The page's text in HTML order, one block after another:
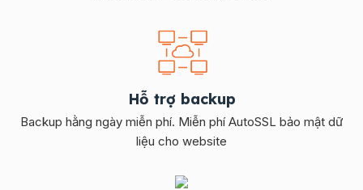
Hỗ trợ backup
Backup hằng ngày miễn phí. Miễn phí AutoSSL bảo mật dữ
liệu cho website